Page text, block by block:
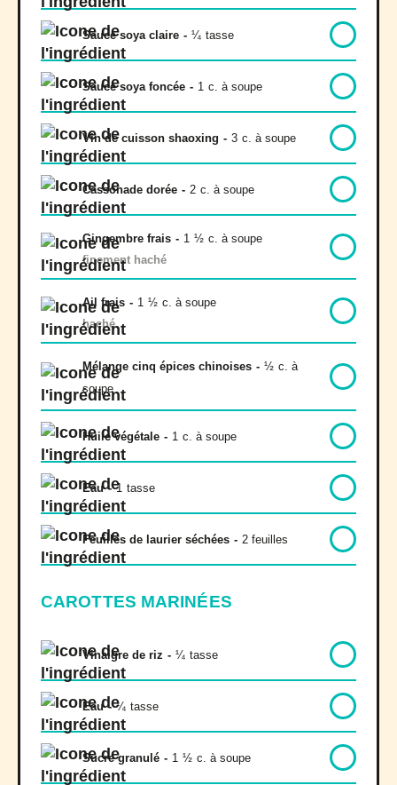
Sauce soya claire - ¼ tasse
Sauce soya foncée - 1 c. à soupe
Vin de cuisson shaoxing - 3 c. à soupe
Cassonade dorée - 2 c. à soupe
Gingembre frais - 1 ½ c. à soupe
finement haché
Ail frais - 1 ½ c. à soupe
haché
Mélange cinq épices chinoises - ½ c. à
soupe
Huile végétale - 1 c. à soupe
Eau - 1 tasse
Feuilles de laurier séchées - 2 feuilles
CAROTTES MARINÉES
Vinaigre de riz - ¼ tasse
Eau - ¼ tasse
Sucre granulé - 1 ½ c. à soupe